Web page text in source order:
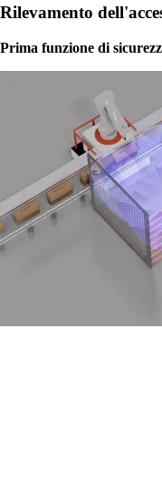
Rilevamento
Prima funzione di